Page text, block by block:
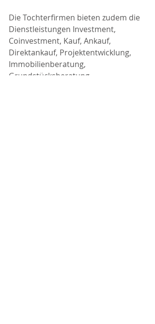
Die Tochterfirmen bieten zudem die
Dienstleistungen Investment,
Coinvestment, Kauf, Ankauf,
Direktankauf, Projektentwicklung,
Immobilienberatung,
Grundstücksberatung,